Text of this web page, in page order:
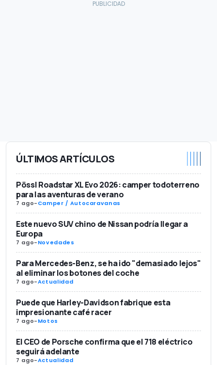
ÚLTIMOS ARTÍCULOS
Pössl Roadstar XL Evo 2026: camper todoterreno
para las aventuras de verano
7 ago-Camper / Autocaravanas
Este nuevo SUV chino de Nissan podría llegar a
Europa
7 ago-Novedades
Para Mercedes-Benz, se ha ido "demasiado lejos"
al eliminar los botones del coche
7 ago-Actualidad
Puede que Harley-Davidson fabrique esta
impresionante café racer
7 ago-Motos
El CEO de Porsche confirma que el 718 eléctrico
seguirá adelante
7 ago-Actualidad